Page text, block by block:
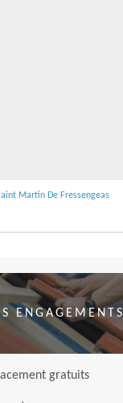
Martin De Fressengeas
ENGAGEMENTS
gratuits